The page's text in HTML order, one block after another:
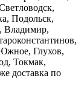
Подольск,
Владимир,
Глухов,
Токмак,
доставка по